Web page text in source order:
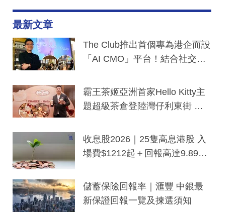
最新文章
The Club推出首個專為港企而設
「AI CMO」平台！結合社交聆
分鐘生成「貼地」宣傳短片
霸王茶姬亞洲首家Hello Kitty主
題超級茶倉登陸灣仔利東街 推
y及香港限定特調系列
收息股2026｜25隻高息港股 入
場費$1212起＋回報高達9.89
儲蓄保險回報率｜滙豐 中銀最
新保證回報一覽及揀選須知